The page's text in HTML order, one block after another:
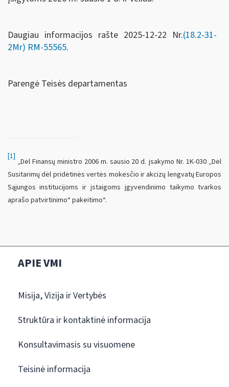
Daugiau informacijos rašte 2025-12-22 Nr.(18.2-31-
2Mr) RM-55565.
Parengė Teisės departamentas
[1]
„Dėl Finansų ministro 2006 m. sausio 20 d. įsakymo Nr. 1K-030 „Dėl
Susitarimų dėl pridėtinės vertės mokesčio ir akcizų lengvatų Europos
Sąjungos institucijoms ir įstaigoms įgyvendinimo taikymo tvarkos
aprašo patvirtinimo“ pakeitimo“.
APIE VMI
Misija, Vizija ir Vertybės
Struktūra ir kontaktinė informacija
Konsultavimasis su visuomene
Teisinė informacija